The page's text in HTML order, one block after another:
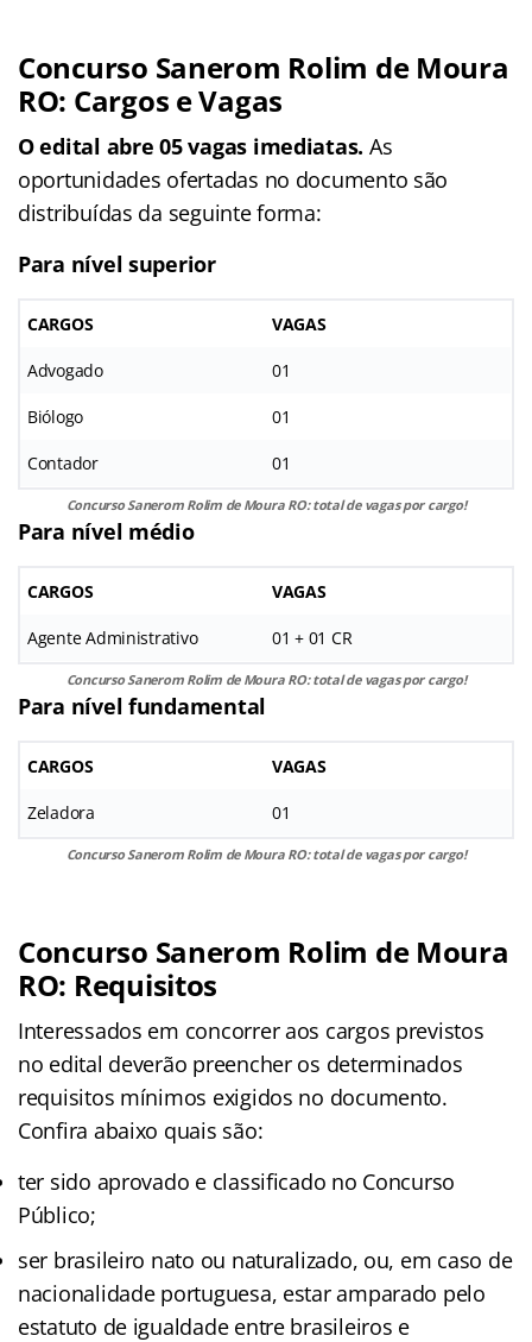
Concurso Sanerom Rolim de Moura
RO: Cargos e Vagas
O edital abre 05 vagas imediatas. As
oportunidades ofertadas no documento são
distribuídas da seguinte forma:
Para nível superior
CARGOS VAGAS
Advogado 01
Biólogo 01
Contador 01
Concurso Sanerom Rolim de Moura RO: total de vagas por cargo!
Para nível médio
CARGOS VAGAS
Agente Administrativo 01 + 01 CR
Concurso Sanerom Rolim de Moura RO: total de vagas por cargo!
Para nível fundamental
CARGOS VAGAS
Zeladora 01
Concurso Sanerom Rolim de Moura RO: total de vagas por cargo!
Concurso Sanerom Rolim de Moura
RO: Requisitos
Interessados em concorrer aos cargos previstos
no edital deverão preencher os determinados
requisitos mínimos exigidos no documento.
Confira abaixo quais são:
ter sido aprovado e classificado no Concurso
Público;
ser brasileiro nato ou naturalizado, ou, em caso de
nacionalidade portuguesa, estar amparado pelo
estatuto de igualdade entre brasileiros e